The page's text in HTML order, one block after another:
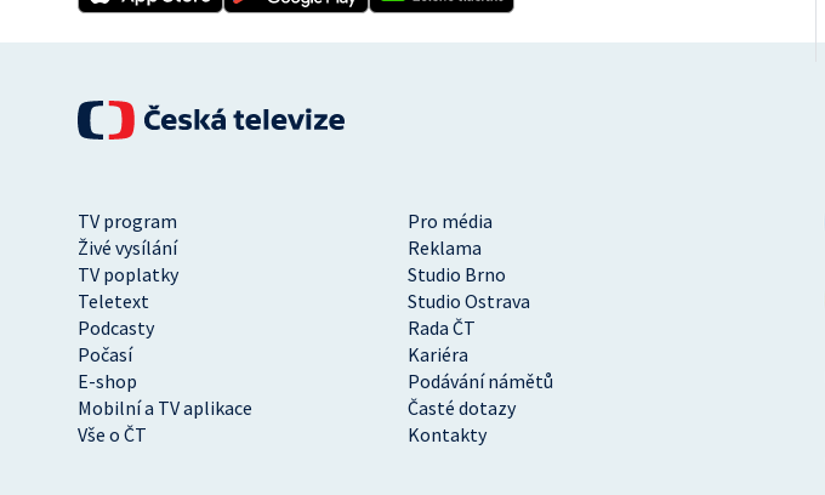
TV program
Pro média
Živé vysílání
Reklama
TV poplatky
Studio Brno
Teletext
Studio Ostrava
Podcasty
Rada ČT
Počasí
Kariéra
E-shop
Podávání námětů
Mobilní a TV aplikace
Časté dotazy
Vše o ČT
Kontakty